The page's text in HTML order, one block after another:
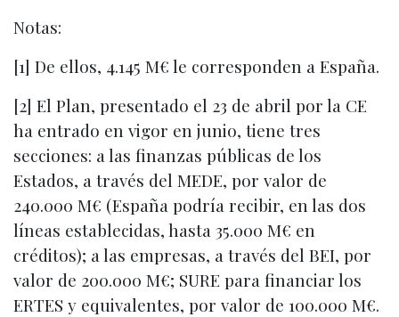
Notas:
[1] De ellos, 4.145 M€ le corresponden a España.
[2] El Plan, presentado el 23 de abril por la CE
ha entrado en vigor en junio, tiene tres
secciones: a las finanzas públicas de los
Estados, a través del MEDE, por valor de
240.000 M€ (España podría recibir, en las dos
líneas establecidas, hasta 35.000 M€ en
créditos); a las empresas, a través del BEI, por
valor de 200.000 M€; SURE para financiar los
ERTES y equivalentes, por valor de 100.000 M€.